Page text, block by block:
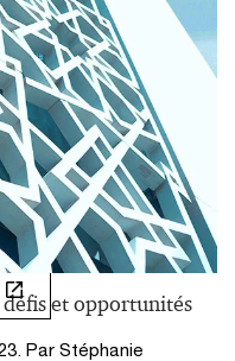
résilience, 26e
pense que son
dix ans si elle ne se
défis et opportunités
Par Stéphanie